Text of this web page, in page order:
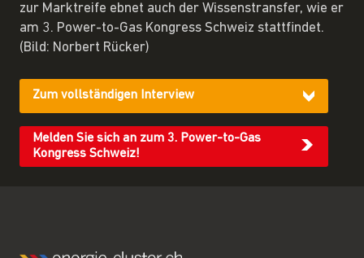
zur Marktreife ebnet auch der Wissenstransfer, wie er
am 3. Power-to-Gas Kongress Schweiz stattfindet.
(Bild: Norbert Rücker)
Zum vollständigen Interview
Melden Sie sich an zum 3. Power-to-Gas
Kongress Schweiz!